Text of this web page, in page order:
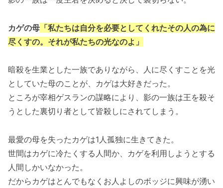
カゲの母 「私たちは自分を必要としてくれたその人の為に
尽くすの。それが私たちの光なのよ」
暗殺を生業とした一族でありながら、人に尽くすことを光
としていた母のことが、カゲは大好きだった。
ところが宰相ゲスランの謀略により、影の一族は王を殺そ
うとした裏切り者として皆殺しにされてしまう。
最愛の母を失ったカゲは1人孤独に生きてきた。
世間はカゲに冷たくする人間か、カゲを利用しようとする
人間しかいなかった。
だからカゲはとんでもなくお人よしのボッジに興味が湧い